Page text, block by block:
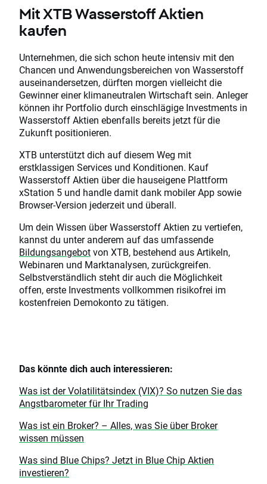
Mit XTB Wasserstoff Aktien
kaufen
Unternehmen, die sich schon heute intensiv mit den
Chancen und Anwendungsbereichen von Wasserstoff
auseinandersetzen, dürften morgen vielleicht die
Gewinner einer klimaneutralen Wirtschaft sein. Anleger
können ihr Portfolio durch einschlägige Investments in
Wasserstoff Aktien ebenfalls bereits jetzt für die
Zukunft positionieren.
XTB unterstützt dich auf diesem Weg mit
erstklassigen Services und Konditionen. Kauf
Wasserstoff Aktien über die hauseigene Plattform
xStation 5 und handle damit dank mobiler App sowie
Browser-Version jederzeit und überall.
Um dein Wissen über Wasserstoff Aktien zu vertiefen,
kannst du unter anderem auf das umfassende
Bildungsangebotvon XTB, bestehend aus Artikeln,
Webinaren und Marktanalysen, zurückgreifen.
Selbstverständlich steht dir auch die Möglichkeit
offen, erste Investments vollkommen risikofrei im
kostenfreien Demokonto zu tätigen.
Das könnte dich auch interessieren:
Was ist der Volatilitätsindex (VIX)? So nutzen Sie das
Angstbarometer für Ihr Trading
Was ist ein Broker? – Alles, was Sie über Broker
wissen müssen
Was sind Blue Chips? Jetzt in Blue Chip Aktien
investieren?